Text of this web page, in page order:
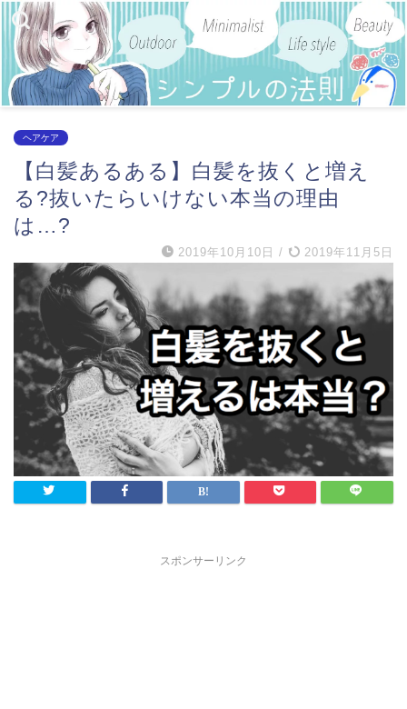
ヘアケア
【白髪あるある】白髪を抜くと増え
る?抜いたらいけない本当の理由
は…?
2019年10月10日 / 2019年11月5日
スポンサーリンク